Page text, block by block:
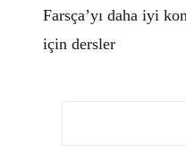
Farsça’yı daha iyi
için dersler